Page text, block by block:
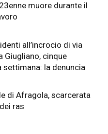
23enne muore durante il
all’incrocio di via
Giugliano, cinque
settimana: la denuncia
di Afragola, scarcerata
ras